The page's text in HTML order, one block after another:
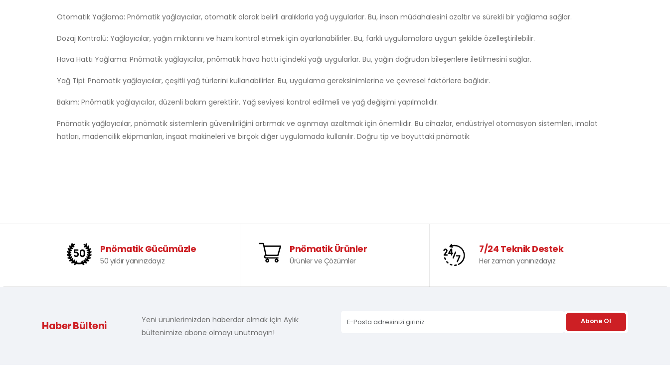
Otomatik Yağlama: Pnömatik yağlayıcılar, otomatik olarak belirli aralıklarla yağ uygularlar. Bu, insan müdahalesini azaltır ve sürekli bir yağlama sağlar.
Dozaj Kontrolü: Yağlayıcılar, yağın miktarını ve hızını kontrol etmek için ayarlanabilirler. Bu, farklı uygulamalara uygun şekilde özelleştirilebilir.
Hava Hattı Yağlama: Pnömatik yağlayıcılar, pnömatik hava hattı içindeki yağı uygularlar. Bu, yağın doğrudan bileşenlere iletilmesini sağlar.
Yağ Tipi: Pnömatik yağlayıcılar, çeşitli yağ türlerini kullanabilirler. Bu, uygulama gereksinimlerine ve çevresel faktörlere bağlıdır.
Bakım: Pnömatik yağlayıcılar, düzenli bakım gerektirir. Yağ seviyesi kontrol edilmeli ve yağ değişimi yapılmalıdır.
Pnömatik yağlayıcılar, pnömatik sistemlerin güvenilirliğini artırmak ve aşınmayı azaltmak için önemlidir. Bu cihazlar, endüstriyel otomasyon sistemleri, imalat
hatları, madencilik ekipmanları, inşaat makineleri ve birçok diğer uygulamada kullanılır. Doğru tip ve boyuttaki pnömatik
Pnömatik Gücümüzle
50 yıldır yanınızdayız
Pnömatik Ürünler
Ürünler ve Çözümler
7/24 Teknik Destek
Her zaman yanınızdayız
Haber Bülteni
Yeni ürünlerimizden haberdar olmak için Aylık
bültenimize abone olmayı unutmayın!
Abone Ol